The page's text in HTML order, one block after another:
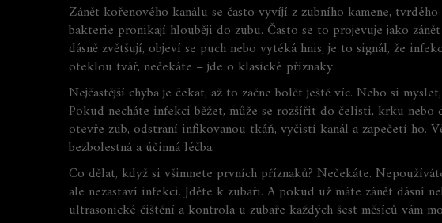
Zánět kořenového kanálu se často vyvíjí zzubního kamene,
bakterie pronikají hlouběji do zubu. Často se to projevuje jako
dásně zvětšují, objeví se puch nebo vytéká hnis, je to signál, že
oteklou tvář, nečekáte – jde o klasické příznaky.
Nejčastější chyba je čekat, až to začne bolět ještě víc. Nebo si
Pokud necháte infekci běžet, může se rozšířit do čelisti, krku
otevře zub, odstraní infikovanou tkáň, vyčistí kanál a zapečetí ho.
bezbolestná a účinná léčba.
Co dělat, když si všimnete prvních příznaků? Nečekáte.
ale nezastaví infekci. Jděte k zubaři. A pokud už máte zánět dásní
ultrasonické čištění a kontrola u zubaře každých šest měsíců vám